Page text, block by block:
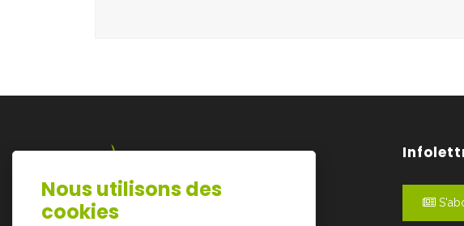
Lazarijstraat 168
3500 Hasselt
Nous utilisons des
cookies